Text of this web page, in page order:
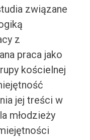
związane
z
praca jako
kościelnej
jej treści w
młodzieży